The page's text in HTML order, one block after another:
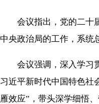
会议指出，党的二十届
中央政治局的工作，系统
会议强调，深入学习贯
习近平新时代中国特色社
雁效应”，带头深学细悟